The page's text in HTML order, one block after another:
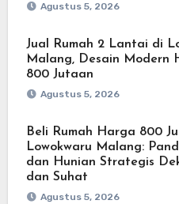
Agustus 5, 2026
Jual Rumah 2 Lantai di
Malang, Desain Modern
800 Jutaan
Agustus 5, 2026
Beli Rumah Harga 800
Lowokwaru Malang:
dan Hunian Strategis
dan Suhat
Agustus 5, 2026